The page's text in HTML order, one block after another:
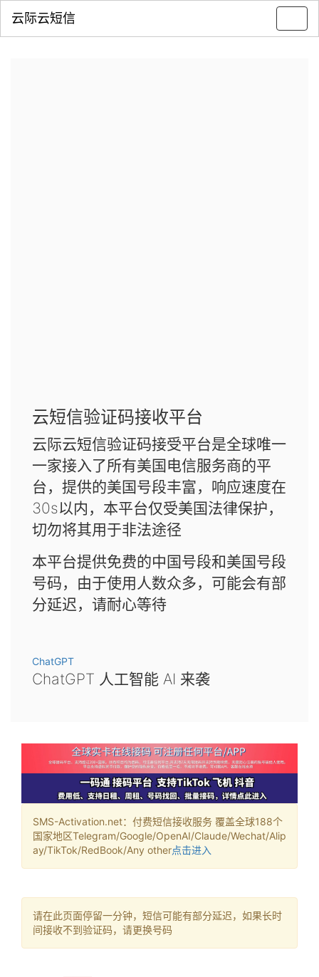
云际云短信
云短信验证码接收平台
云际云短信验证码接受平台是全球唯一
一家接入了所有美国电信服务商的平
台，提供的美国号段丰富，响应速度在
30s以内，本平台仅受美国法律保护，
切勿将其用于非法途径
本平台提供免费的中国号段和美国号段
号码，由于使用人数众多，可能会有部
分延迟，请耐心等待
ChatGPT
ChatGPT 人工智能 AI 来袭
SMS-Activation.net：付费短信接收服务 覆盖全球188个
国家地区Telegram/Google/OpenAI/Claude/Wechat/Alip
ay/TikTok/RedBook/Any other点击进入
请在此页面停留一分钟，短信可能有部分延迟，如果长时
间接收不到验证码，请更换号码